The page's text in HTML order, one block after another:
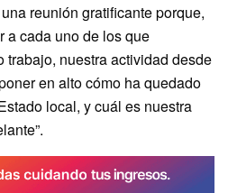
reunión gratificante porque,
a cada uno de los que
trabajo, nuestra actividad desde
en alto cómo ha quedado
local, y cuál es nuestra